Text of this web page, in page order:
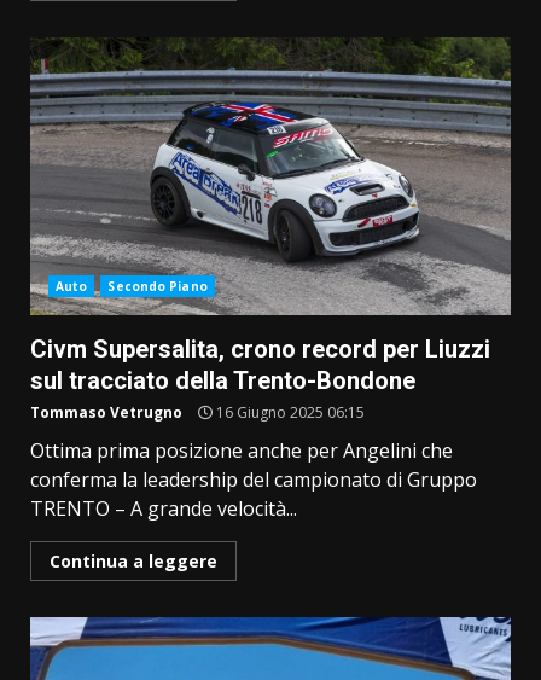
Auto Secondo Piano
Civm Supersalita, crono record per Liuzzi
sul tracciato della Trento-Bondone
Tommaso Vetrugno 16 Giugno 2025 06:15
Ottima prima posizione anche per Angelini che
conferma la leadership del campionato di Gruppo
TRENTO – A grande velocità...
Continua a leggere